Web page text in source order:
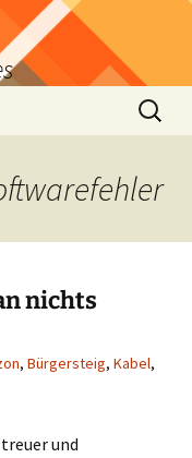
Suchen
nach:
nichts
, Bürgersteig, Kabel,
und